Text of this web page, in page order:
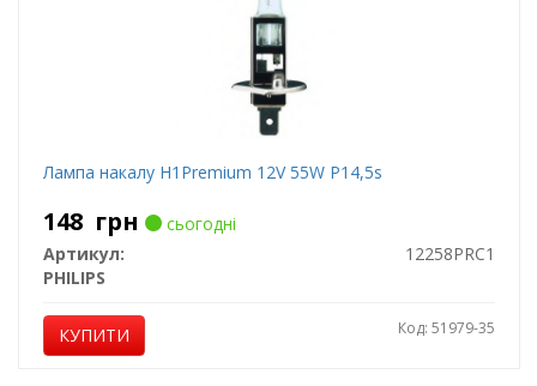
Лампа накалу H1Premium 12V 55W P14,5s
148 грн
сьогодні
Артикул:
12258PRC1
PHILIPS
КУПИТИ Код: 51979-35